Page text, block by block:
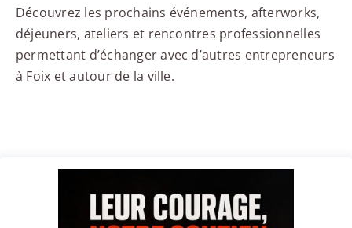
Découvrez les prochains événements, afterworks,
déjeuners, ateliers et rencontres professionnelles
permettant d’échanger avec d’autres entrepreneurs
à Foix et autour de la ville.